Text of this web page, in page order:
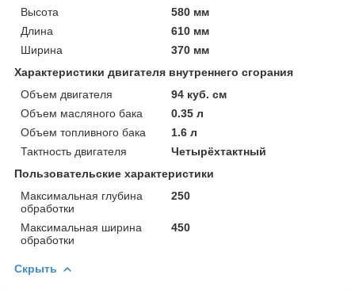
Высота
580 мм
Длина
610 мм
Ширина
370 мм
Характеристики двигателя внутреннего сгорания
Объем двигателя
94 куб. см
Объем масляного бака
0.35 л
Объем топливного бака
1.6 л
Тактность двигателя
Четырёхтактный
Пользовательские характеристики
Максимальная глубина
обработки
250
Максимальная ширина
обработки
450
Скрыть